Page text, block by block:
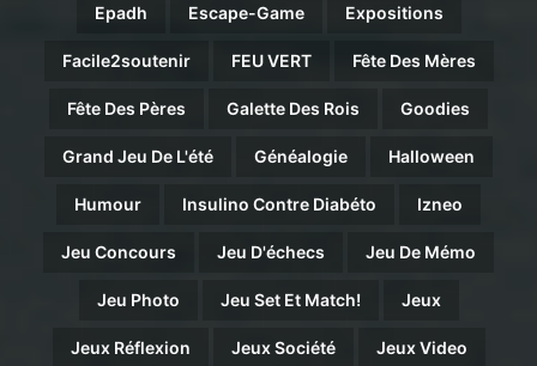
Epadh Escape-Game Expositions
Facile2soutenir FEU VERT Fête Des Mères
Fête Des Pères Galette Des Rois Goodies
Grand Jeu De L'été Généalogie Halloween
Humour Insulino Contre Diabéto Izneo
Jeu Concours Jeu D'échecs Jeu De Mémo
Jeu Photo Jeu Set Et Match! Jeux
Jeux Réflexion Jeux Société Jeux Video